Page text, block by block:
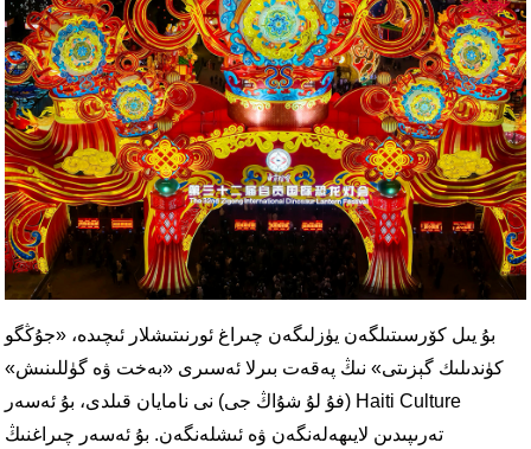
بۇ يىل كۆرسىتىلگەن يۈزلىگەن چىراغ ئورنىتىشلار ئىچىدە، «جۇڭگو
كۈندىلىك گېزىتى» نىڭ پەقەت بىرلا ئەسىرى «بەخت ۋە گۈللىنىش»
(فۇ لۇ شۇاڭ جى) نى نامايان قىلدى، بۇ ئەسەر Haiti Culture
تەرىپىدىن لايىھەلەنگەن ۋە ئىشلەنگەن. بۇ ئەسەر چىراغنىڭ